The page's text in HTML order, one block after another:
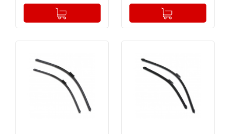
+
Добавлено в корзину +
Добавлено в корзину